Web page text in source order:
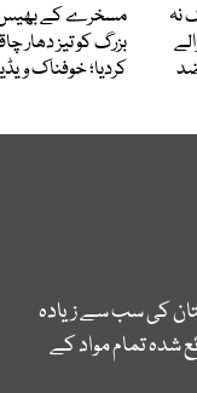
نہ
مسخرے کے بھیس
بزرگ کو تیز دھار
کردیا؛ خوفناک
کی سب سے زیادہ
شدہ تمام مواد کے